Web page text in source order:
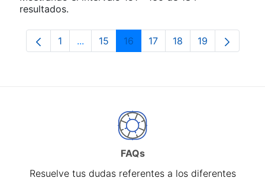
resultados.
Página
1 ...Páginas intermedias Use TAB para
Página
15 Página
16 Página
17 Página
18 Página
19
FAQs
Resuelve tus dudas referentes a los diferentes